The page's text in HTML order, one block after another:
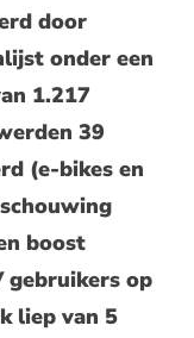
door
onder een
1.217
39
(e-bikes en
boost
gebruikers op
liep van 5